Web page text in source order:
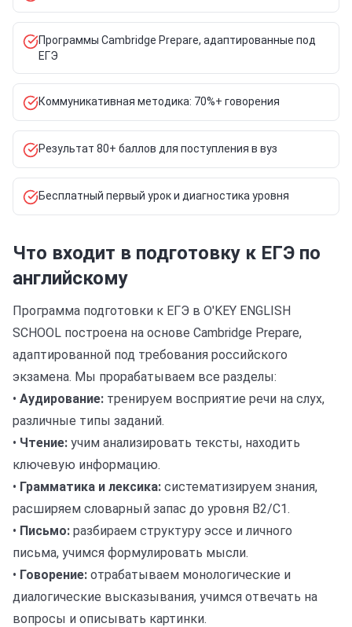
Программы Cambridge Prepare, адаптированные под
ЕГЭ
Коммуникативная методика: 70%+ говорения
Результат 80+ баллов для поступления в вуз
Бесплатный первый урок и диагностика уровня
Что входит в подготовку к ЕГЭ по
английскому
Программа подготовки к ЕГЭ в O'KEY ENGLISH
SCHOOL построена на основе Cambridge Prepare,
адаптированной под требования российского
экзамена. Мы прорабатываем все разделы:
• Аудирование: тренируем восприятие речи на слух,
различные типы заданий.
• Чтение: учим анализировать тексты, находить
ключевую информацию.
• Грамматика и лексика: систематизируем знания,
расширяем словарный запас до уровня B2/C1.
• Письмо: разбираем структуру эссе и личного
письма, учимся формулировать мысли.
• Говорение: отрабатываем монологические и
диалогические высказывания, учимся отвечать на
вопросы и описывать картинки.